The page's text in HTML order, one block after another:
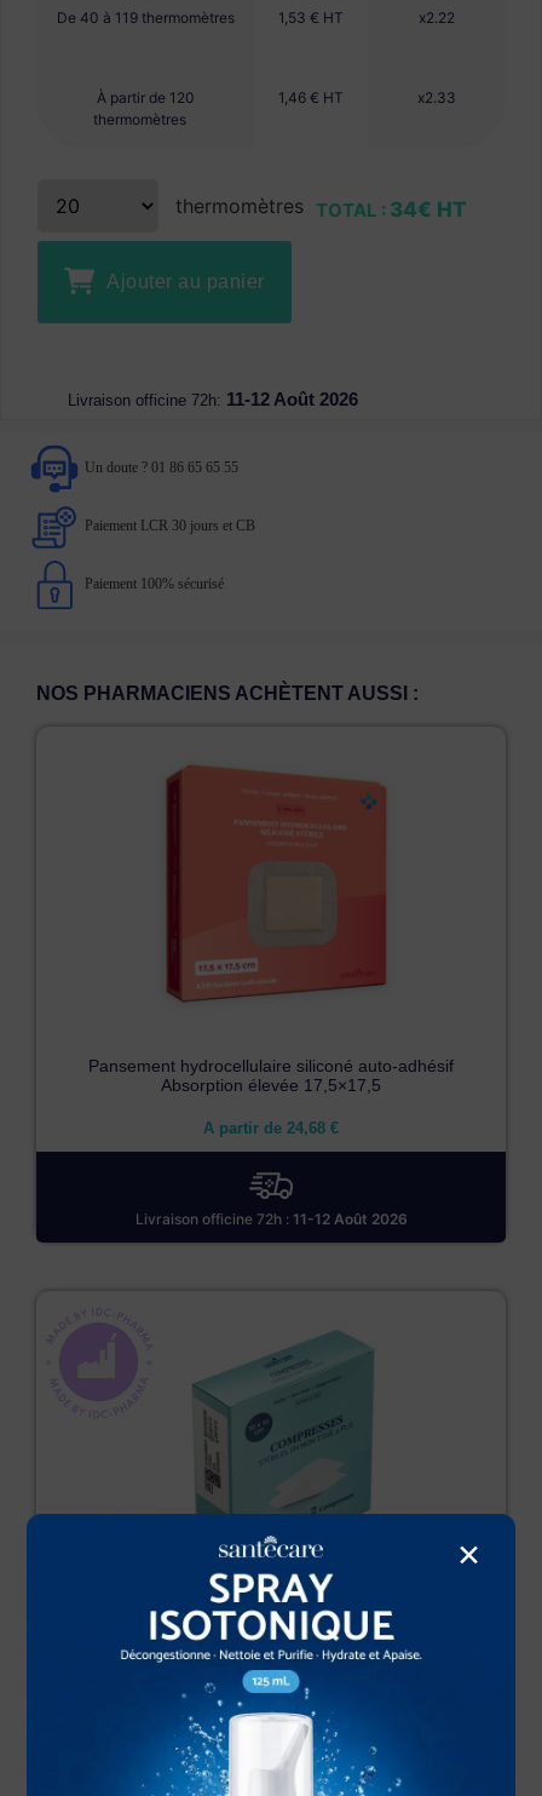
×
De 40 à 119 thermomètres 1,53 € HT x2.22
À partir de 120
thermomètres
1,46 € HT x2.33
thermomètres TOTAL : 34€ HT
Ajouter au panier
Livraison officine 72h: 11-12 Août 2026
Un doute ? 01 86 65 65 55
Paiement LCR 30 jours et CB
Paiement 100% sécurisé
NOS PHARMACIENS ACHÈTENT AUSSI :
Pansement hydrocellulaire siliconé auto-adhésif
Absorption élevée 17,5×17,5
A partir de 24,68 €
Livraison officine 72h : 11-12 Août 2026
Compresses Stériles en non tissé 10x10cm – 10×2
A partir de0,49
Livraison officine 72h : 11-12 Août 2026